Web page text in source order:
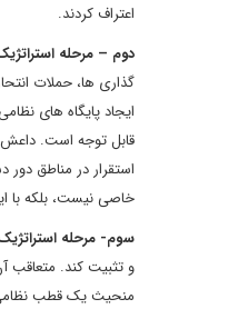
اعتراف کردند.
دوم – مرحله
گذاری ها، حملات
ایجاد پایگاه های
قابل توجه است. داعش
استقرار در مناطق
خاصی نیست، بلکه با
سوم- مرحله
و تثبیت کند. متعاقب
منحیث یک قطب